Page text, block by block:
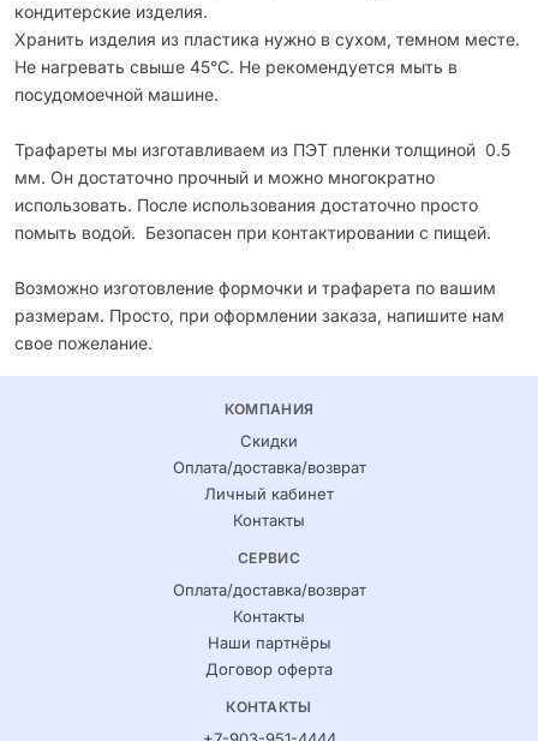
кондитерские изделия.
Хранить изделия из пластика нужно в сухом, темном месте.
Не нагревать свыше 45°С. Не рекомендуется мыть в
посудомоечной машине.
Трафареты мы изготавливаем из ПЭТ пленки толщиной 0.5
мм. Он достаточно прочный и можно многократно
использовать. После использования достаточно просто
помыть водой. Безопасен при контактировании с пищей.
Возможно изготовление формочки и трафарета по вашим
размерам. Просто, при оформлении заказа, напишите нам
свое пожелание.
КОМПАНИЯ
Скидки
Оплата/доставка/возврат
Личный кабинет
Контакты
СЕРВИС
Оплата/доставка/возврат
Контакты
Наши партнёры
Договор оферта
КОНТАКТЫ